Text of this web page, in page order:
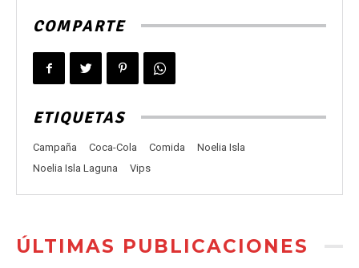
COMPARTE
ETIQUETAS
Campaña Coca-Cola Comida
Noelia Isla
Noelia Isla Laguna
Vips
ÚLTIMAS PUBLICACIONES